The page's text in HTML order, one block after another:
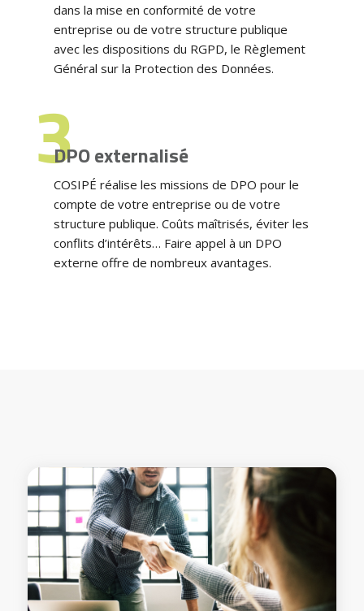
dans la mise en conformité de votre
entreprise ou de votre structure publique
avec les dispositions du RGPD, le Règlement
Général sur la Protection des Données.
DPO externalisé
COSIPÉ réalise les missions de DPO pour le
compte de votre entreprise ou de votre
structure publique. Coûts maîtrisés, éviter les
conflits d’intérêts… Faire appel à un DPO
externe offre de nombreux avantages.